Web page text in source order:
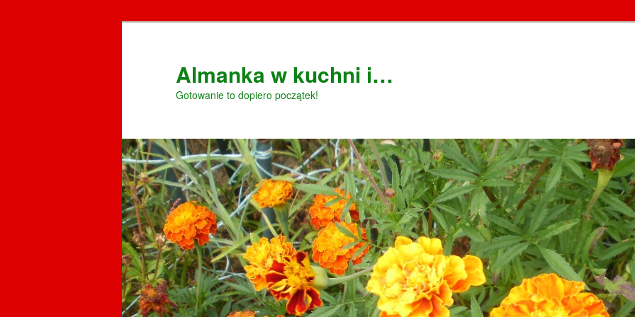
Almanka w kuchni i…
Gotowanie to dopiero początek!